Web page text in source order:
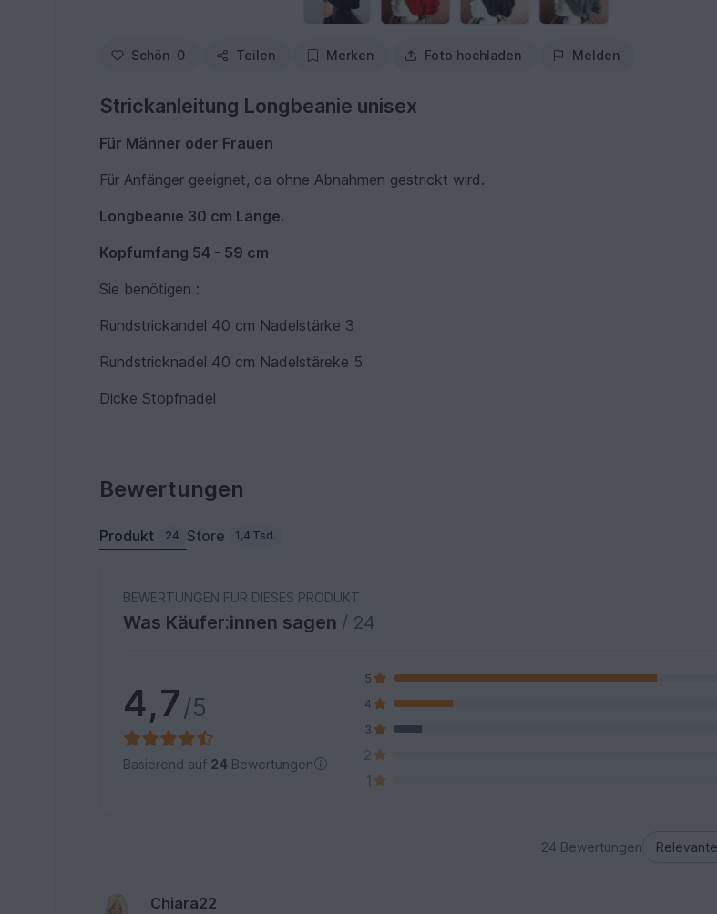
Schön 0 Teilen Merken Foto hochladen Melden
Strickanleitung Longbeanie unisex
Für Männer oder Frauen
Für Anfänger geeignet, da ohne Abnahmen gestrickt wird.
Longbeanie 30 cm Länge.
Kopfumfang 54 - 59 cm
Sie benötigen :
Rundstrickandel 40 cm Nadelstärke 3
Rundstricknadel 40 cm Nadelstäreke 5
Dicke Stopfnadel
Bewertungen
Produkt 24 Store 1,4 Tsd.
BEWERTUNGEN FÜR DIESES PRODUKT
Was Käufer:innen sagen / 24
4,7/5
Basierend auf 24 Bewertungen
5
4
3
2
1
24 Bewertungen
Chiara22